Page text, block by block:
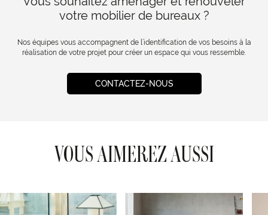
votre mobilier de bureaux ?
Nos équipes vous accompagnent de l’identification de vos besoins à la
réalisation de votre projet pour créer un espace qui vous ressemble.
CONTACTEZ-NOUS
VOUS AIMEREZ AUSSI